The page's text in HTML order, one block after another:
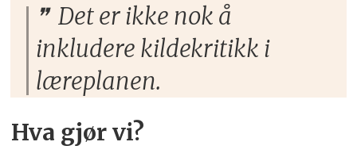
Det er ikke nok å
inkludere kildekritikk i
læreplanen.
Hva gjør vi?